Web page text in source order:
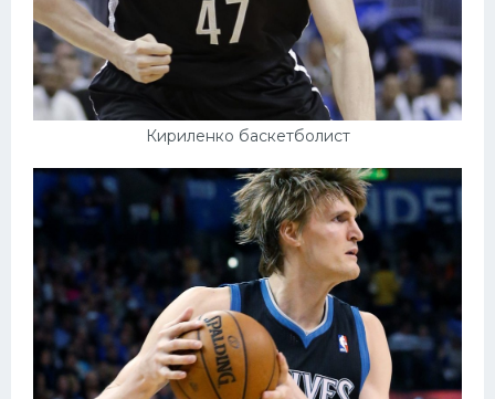
Кириленко баскетболист